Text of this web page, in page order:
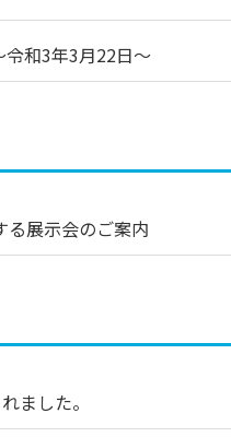
和3年3月22日～
る展示会のご案内
ました。